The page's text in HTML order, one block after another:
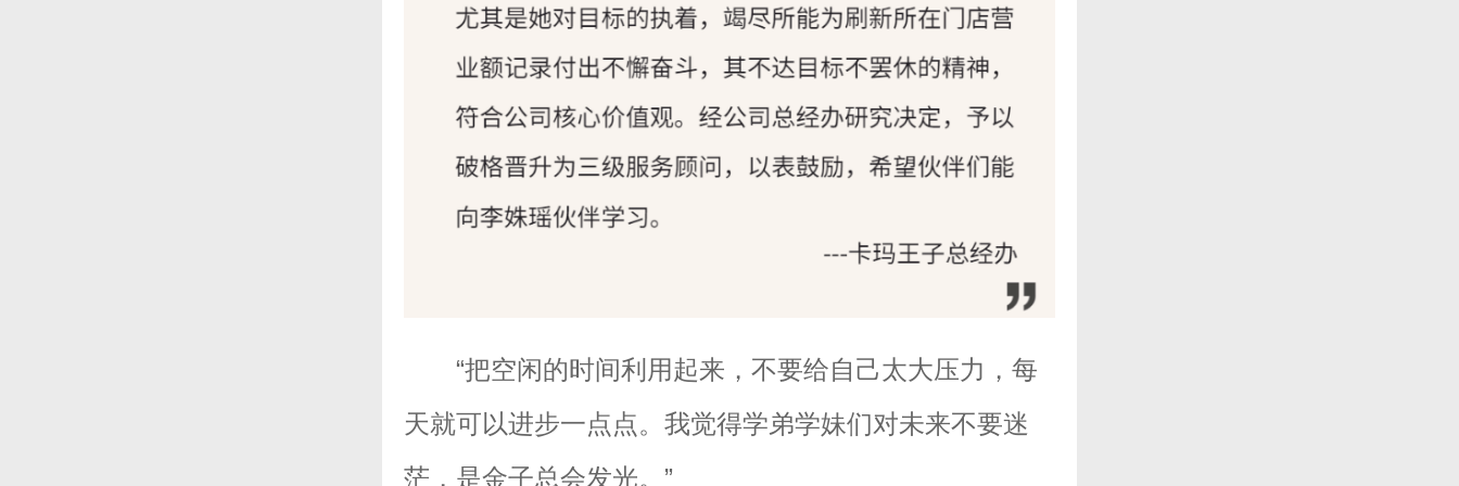
“把空闲的时间利用起来，不要给自己太大压力，每
天就可以进步一点点。我觉得学弟学妹们对未来不要迷
茫，是金子总会发光。”